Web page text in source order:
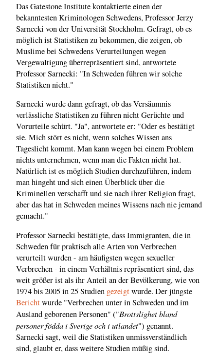
Das Gatestone Institute kontaktierte einen der
bekanntesten Kriminologen Schwedens, Professor Jerzy
Sarnecki von der Universität Stockholm. Gefragt, ob es
möglich ist Statistiken zu bekommen, die zeigen, ob
Muslime bei Schwedens Verurteilungen wegen
Vergewaltigung überrepräsentiert sind, antwortete
Professor Sarnecki: "In Schweden führen wir solche
Statistiken nicht."
Sarnecki wurde dann gefragt, ob das Versäumnis
verlässliche Statistiken zu führen nicht Gerüchte und
Vorurteile schürt. "Ja", antwortete er: "Oder es bestätigt
sie. Mich stört es nicht, wenn solches Wissen ans
Tageslicht kommt. Man kann wegen bei einem Problem
nichts unternehmen, wenn man die Fakten nicht hat.
Natürlich ist es möglich Studien durchzuführen, indem
man hingeht und sich einen Überblick über die
Kriminellen verschafft und sie nach ihrer Religion fragt,
aber das hat in Schweden meines Wissens nach nie jemand
gemacht."
Professor Sarnecki bestätigte, dass Immigranten, die in
Schweden für praktisch alle Arten von Verbrechen
verurteilt wurden - am häufigsten wegen sexueller
Verbrechen - in einem Verhältnis repräsentiert sind, das
weit größer ist als ihr Anteil an der Bevölkerung, wie von
1974 bis 2005 in 25 Studien gezeigtwurde. Der jüngste
Berichtwurde "Verbrechen unter in Schweden und im
Ausland geborenen Personen" ("Brottslighet bland
personer födda i Sverige och i utlandet") genannt.
Sarnecki sagt, weil die Statistiken unmissverständlich
sind, glaubt er, dass weitere Studien müßig sind.